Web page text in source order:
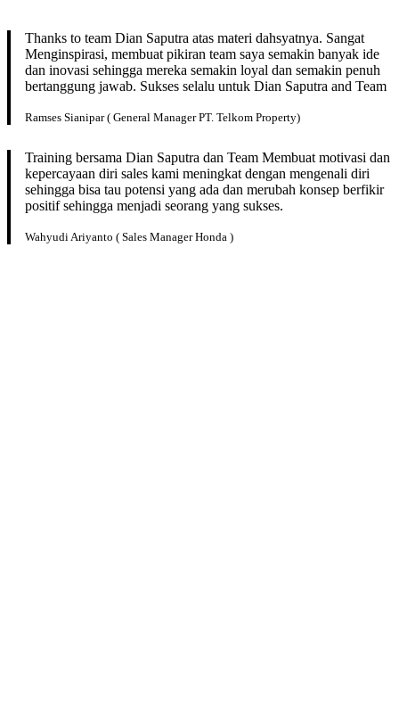
Thanks to team Dian Saputra atas materi dahsyatnya. Sangat
Menginspirasi, membuat pikiran team saya semakin banyak ide
dan inovasi sehingga mereka semakin loyal dan semakin penuh
bertanggung jawab. Sukses selalu untuk Dian Saputra and Team
Ramses Sianipar ( General Manager PT. Telkom Property)
Training bersama Dian Saputra dan Team Membuat motivasi dan
kepercayaan diri sales kami meningkat dengan mengenali diri
sehingga bisa tau potensi yang ada dan merubah konsep berfikir
positif sehingga menjadi seorang yang sukses.
Wahyudi Ariyanto ( Sales Manager Honda )